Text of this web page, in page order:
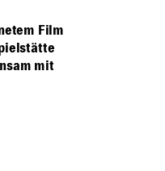
Film
mit